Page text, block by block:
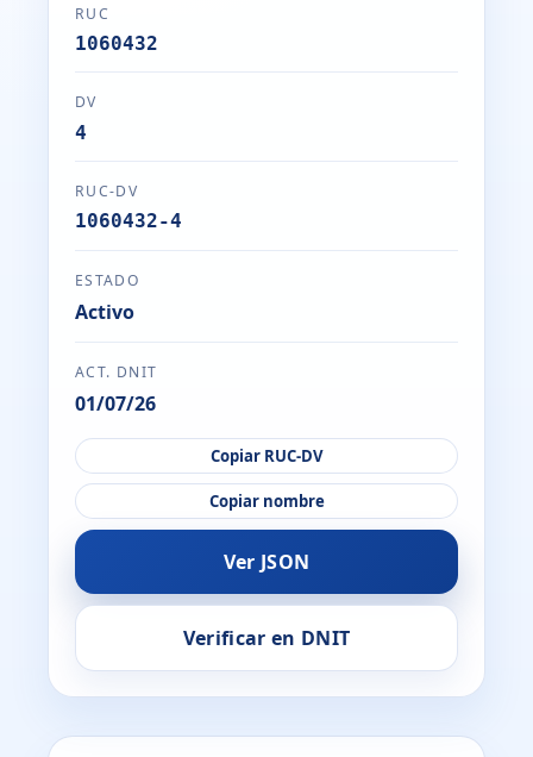
RUC
1060432
DV
4
RUC-DV
1060432-4
ESTADO
Activo
ACT. DNIT
01/07/26
Copiar RUC-DV
Copiar nombre
Ver JSON
Verificar en DNIT